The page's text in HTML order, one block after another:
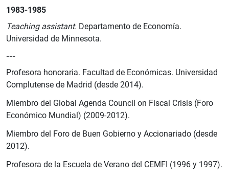
1983-1985
Teaching assistant. Departamento de Economía.
Universidad de Minnesota.
---
Profesora honoraria. Facultad de Económicas. Universidad
Complutense de Madrid (desde 2014).
Miembro del Global Agenda Council on Fiscal Crisis (Foro
Económico Mundial) (2009-2012).
Miembro del Foro de Buen Gobierno y Accionariado (desde
2012).
Profesora de la Escuela de Verano del CEMFI (1996 y 1997).